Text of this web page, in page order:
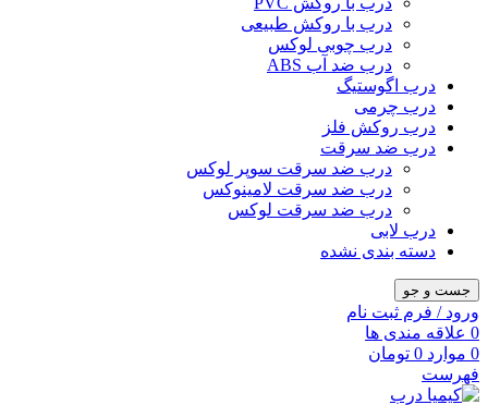
درب با روکش طبیعی
درب چوبی لوکس
درب ضد آب ABS
درب اگوستیگ
درب چرمی
درب روکش فلز
درب ضد سرقت
درب ضد سرقت سوپر لوکس
درب ضد سرقت لامینوکس
درب ضد سرقت لوکس
درب لابی
دسته بندی نشده
جست و جو
ورود / فرم ثبت نام
0 علاقه مندی ها
0 موارد 0 تومان
فهرست